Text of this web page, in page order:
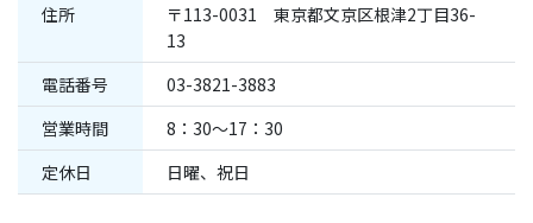
住所
〒113-0031 東京都文京区根津2丁目36-
13
電話番号
03-3821-3883
営業時間
8：30～17：30
定休日
日曜、祝日